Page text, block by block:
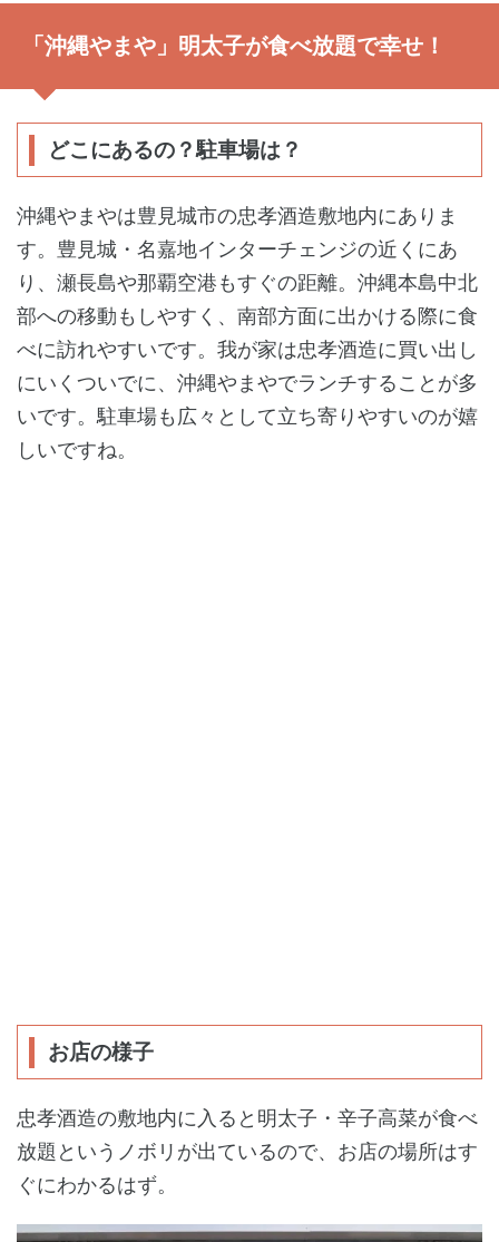
「沖縄やまや」明太子が食べ放題で幸せ！
どこにあるの？駐車場は？
沖縄やまやは豊見城市の忠孝酒造敷地内にありま
す。豊見城・名嘉地インターチェンジの近くにあ
り、瀬長島や那覇空港もすぐの距離。沖縄本島中北
部への移動もしやすく、南部方面に出かける際に食
べに訪れやすいです。我が家は忠孝酒造に買い出し
にいくついでに、沖縄やまやでランチすることが多
いです。駐車場も広々として立ち寄りやすいのが嬉
しいですね。
お店の様子
忠孝酒造の敷地内に入ると明太子・辛子高菜が食べ
放題というノボリが出ているので、お店の場所はす
ぐにわかるはず。